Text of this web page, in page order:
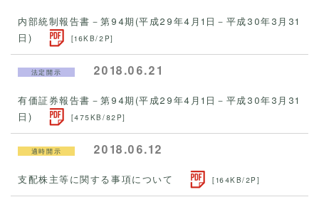
内部統制報告書－第94期(平成29年4月1日－平成30年3月31
日)
[16KB/2P]
法定開示 2018.06.21
有価証券報告書－第94期(平成29年4月1日－平成30年3月31
日)
[475KB/82P]
適時開示 2018.06.12
支配株主等に関する事項について [164KB/2P]